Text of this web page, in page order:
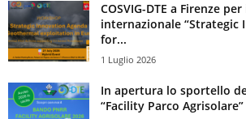
COSVIG-DTE a Firenze
internazionale “Strategic
for...
1 Luglio 2026
In apertura lo sportello
“Facility Parco Agrisolare”